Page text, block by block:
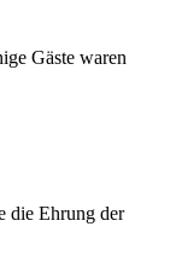
Gäste waren
die Ehrung der